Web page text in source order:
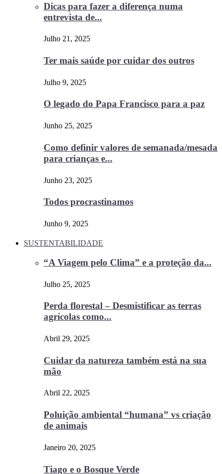
Dicas para fazer a diferença numa
entrevista de...
Julho 21, 2025
Ter mais saúde por cuidar dos outros
Julho 9, 2025
O legado do Papa Francisco para a paz
Junho 25, 2025
Como definir valores de semanada/mesada
para crianças e...
Junho 23, 2025
Todos procrastinamos
Junho 9, 2025
SUSTENTABILIDADE
“A Viagem pelo Clima” e a proteção da...
Julho 25, 2025
Perda florestal – Desmistificar as terras
agrícolas como...
Abril 29, 2025
Cuidar da natureza também está na sua
mão
Abril 22, 2025
Poluição ambiental “humana” vs criação
de animais
Janeiro 20, 2025
Tiago e o Bosque Verde